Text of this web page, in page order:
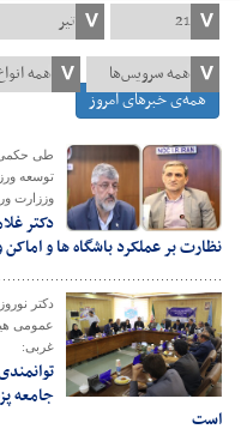
همه‌ی خبرهای امروز
طی
توسعه
وززارت
دکتر
نظارت بر عملکرد باشگاه ها و
دکتر
عمومی
غربی:
جامعه
است